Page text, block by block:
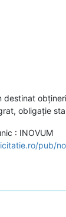
destinat
obligație
: INOVUM
pub/